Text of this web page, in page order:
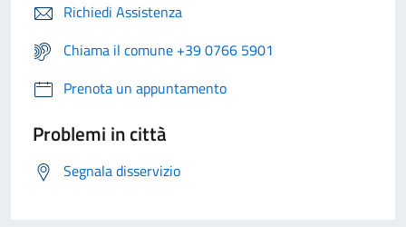
Richiedi Assistenza
Chiama il comune +39 0766 5901
Prenota un appuntamento
Problemi in città
Segnala disservizio